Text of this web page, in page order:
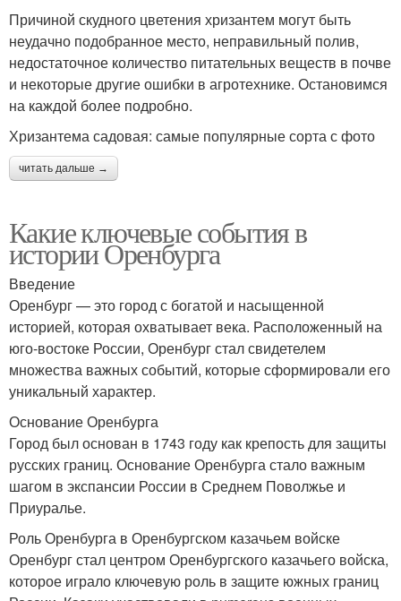
Причиной скудного цветения хризантем могут быть
неудачно подобранное место, неправильный полив,
недостаточное количество питательных веществ в почве
и некоторые другие ошибки в агротехнике. Остановимся
на каждой более подробно.
Хризантема садовая: самые популярные сорта с фото
читать дальше →
Какие ключевые события в
истории Оренбурга
Введение
Оренбург — это город с богатой и насыщенной
историей, которая охватывает века. Расположенный на
юго-востоке России, Оренбург стал свидетелем
множества важных событий, которые сформировали его
уникальный характер.
Основание Оренбурга
Город был основан в 1743 году как крепость для защиты
русских границ. Основание Оренбурга стало важным
шагом в экспансии России в Среднем Поволжье и
Приуралье.
Роль Оренбурга в Оренбургском казачьем войске
Оренбург стал центром Оренбургского казачьего войска,
которое играло ключевую роль в защите южных границ